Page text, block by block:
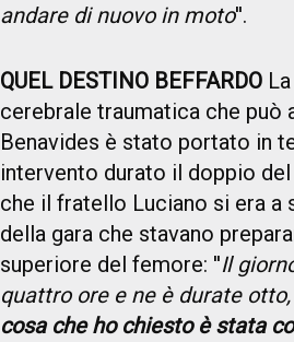
andare di nuovo in moto''.
QUEL DESTINO BEFFARDO
cerebrale traumatica che può
Benavides è stato portato in
intervento durato il doppio
che il fratello Luciano si era a
della gara che stavano
superiore del femore: ''Il
quattro ore e ne è durate
cosa che ho chiesto è stata